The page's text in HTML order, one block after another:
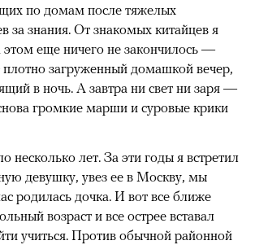
по домам после тяжелых
за знания. От знакомых китайцев я
этом еще ничего не закончилось —
плотно загруженный домашкой вечер,
в ночь. А завтра ни свет ни заря —
громкие марши и суровые крики
несколько лет. За эти годы я встретил
девушку, увез ее в Москву, мы
родилась дочка. И вот все ближе
возраст и все острее вставал
учиться. Против обычной районной